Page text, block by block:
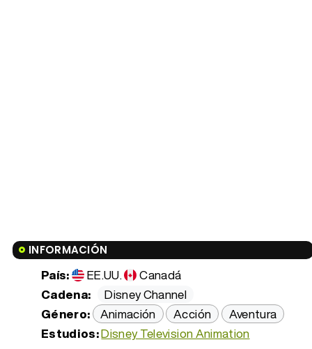
INFORMACIÓN
País: EE.UU.
Canadá
Cadena:
Disney Channel
Género: Animación Acción
Aventura
Estudios:Disney Television Animation